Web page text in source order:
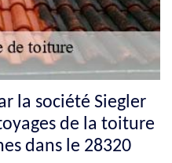
la société Siegler
de la toiture
dans le 28320